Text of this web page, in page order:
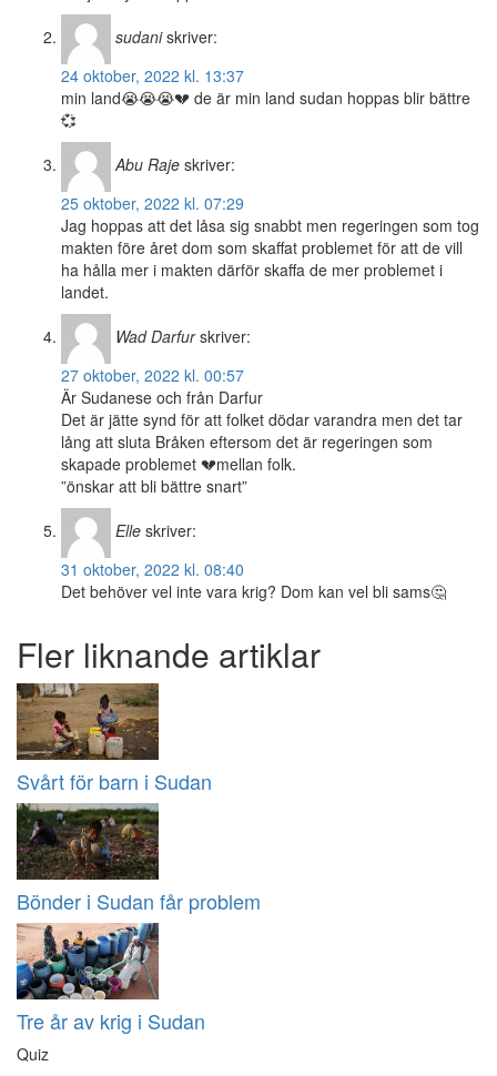
sudani skriver:
24 oktober, 2022 kl. 13:37
min land😭😭😭💔 de är min land sudan hoppas blir bättre
💞
Abu Raje skriver:
25 oktober, 2022 kl. 07:29
Jag hoppas att det låsa sig snabbt men regeringen som tog
makten före året dom som skaffat problemet för att de vill
ha hålla mer i makten därför skaffa de mer problemet i
landet.
Wad Darfur skriver:
27 oktober, 2022 kl. 00:57
Är Sudanese och från Darfur
Det är jätte synd för att folket dödar varandra men det tar
lång att sluta Bråken eftersom det är regeringen som
skapade problemet 💔mellan folk.
”önskar att bli bättre snart”
Elle skriver:
31 oktober, 2022 kl. 08:40
Det behöver vel inte vara krig? Dom kan vel bli sams🤔
Fler liknande artiklar
Svårt för barn i Sudan
Bönder i Sudan får problem
Tre år av krig i Sudan
Quiz